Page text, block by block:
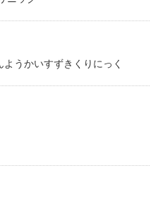
うかいすずきくりにっく